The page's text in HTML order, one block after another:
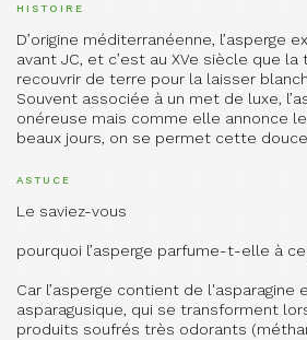
HISTOIRE
D’origine méditerranéenne, l’asperge
avant JC, et c’est au XVe siècle que
recouvrir de terre pour la laisser
Souvent associée à un met de luxe,
onéreuse mais comme elle annonce
beaux jours, on se permet cette
ASTUCE
Le saviez-vous
pourquoi l’asperge parfume-t-elle à
Car l’asperge contient de l'asparagine
asparagusique, qui se transforment
produits soufrés très odorants